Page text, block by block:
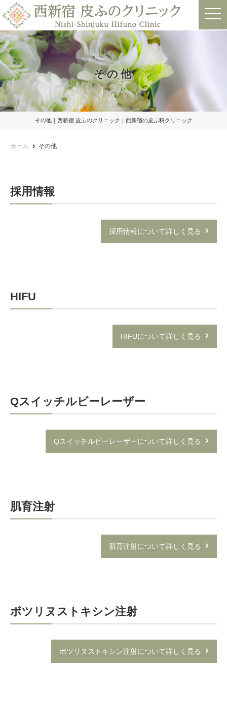
t
o
i
その他
その他｜西新宿 皮ふのクリニック｜西新宿の皮ふ科クリニック
ホーム その他
採用情報
採用情報について詳しく見る
HIFU
HIFUについて詳しく見る
Qスイッチルビーレーザー
Qスイッチルビーレーザーについて詳しく見る
肌育注射
肌育注射について詳しく見る
ボツリヌストキシン注射
ボツリヌストキシン注射について詳しく見る